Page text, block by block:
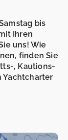
bis
Ihren
uns! Wie
finden Sie
, Kautions-
Yachtcharter